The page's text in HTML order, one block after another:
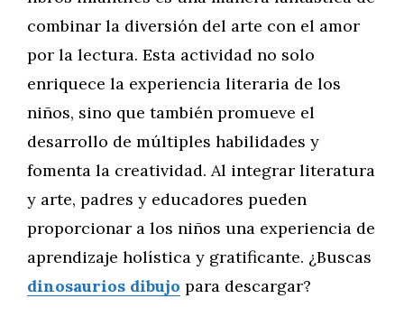
combinar la diversión del arte con el amor
por la lectura. Esta actividad no solo
enriquece la experiencia literaria de los
niños, sino que también promueve el
desarrollo de múltiples habilidades y
fomenta la creatividad. Al integrar literatura
y arte, padres y educadores pueden
proporcionar a los niños una experiencia de
aprendizaje holística y gratificante. ¿Buscas
dinosaurios dibujo para descargar?